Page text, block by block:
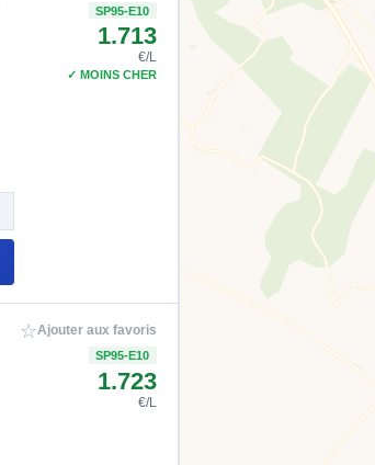
SP95-E10
1.713
€/L
✓ MOINS CHER
☆Ajouter aux favoris
SP95-E10
1.723
€/L